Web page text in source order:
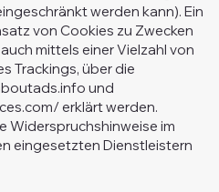
werden kann). Ein
von Cookies zu Zwecken
mittels einer Vielzahl von
Trackings, über die
und
erklärt werden.
Widerspruchshinweise im
eingesetzten Dienstleistern